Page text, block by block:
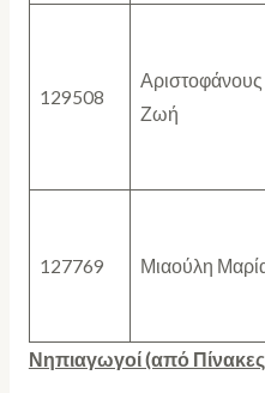
129508
Αριστοφάνους
Ζωή
127769 Μιαούλη
Νηπιαγωγοί (από